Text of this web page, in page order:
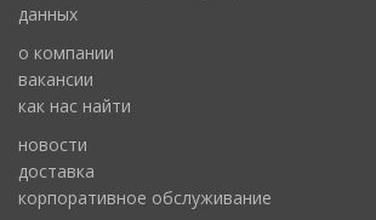
данных
о компании
вакансии
как нас найти
новости
доставка
корпоративное обслуживание